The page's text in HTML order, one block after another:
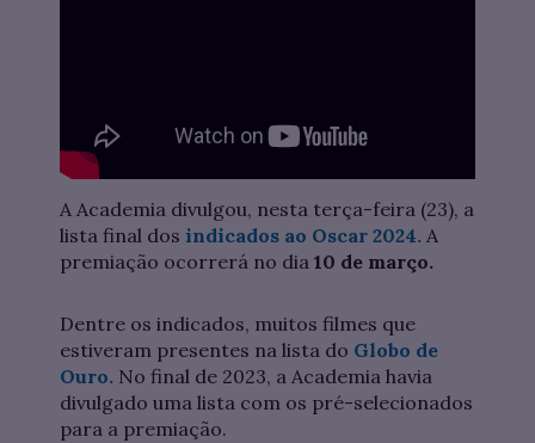
A Academia divulgou, nesta terça-feira (23), a
lista final dos indicados ao Oscar 2024. A
premiação ocorrerá no dia 10 de março.
Dentre os indicados, muitos filmes que
estiveram presentes na lista do Globo de
Ouro. No final de 2023, a Academia havia
divulgado uma lista com os pré-selecionados
para a premiação.